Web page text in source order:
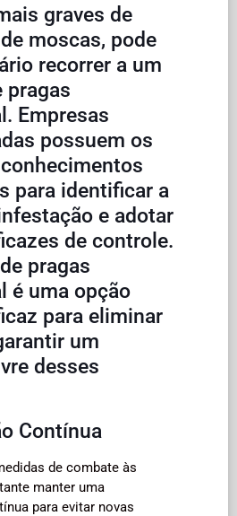
graves de
moscas, pode
recorrer a um
pragas
Empresas
possuem os
para identificar a
e adotar
de controle.
pragas
é uma opção
para eliminar
um
desses
Contínua
de combate às
manter uma
para evitar novas